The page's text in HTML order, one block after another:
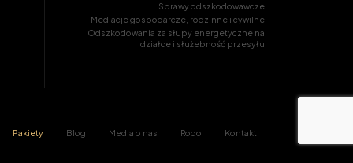
Sprawy odszkodowawcze
Mediacje gospodarcze, rodzinne i cywilne
Odszkodowania za słupy energetyczne na
działce i służebność przesyłu
Pakiety Blog Media o nas Rodo Kontakt